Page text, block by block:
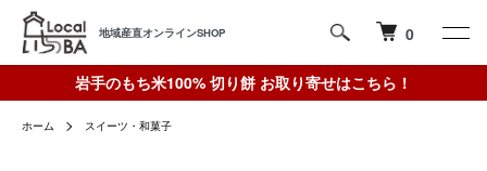
地域産直オンラインSHOP 0
岩手のもち米100% 切り餅 お取り寄せはこちら！
ホーム スイーツ・和菓子